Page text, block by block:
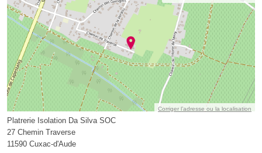
Corriger l’adresse ou la localisation
Platrerie Isolation Da Silva SOC
27 Chemin Traverse
11590 Cuxac-d'Aude